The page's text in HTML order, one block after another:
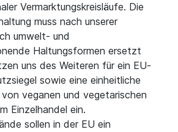
Vermarktungskreisläufe. Die
muss nach unserer
umwelt- und
Haltungsformen ersetzt
uns des Weiteren für ein EU-
sowie eine einheitliche
veganen und vegetarischen
Einzelhandel ein.
sollen in der EU ein